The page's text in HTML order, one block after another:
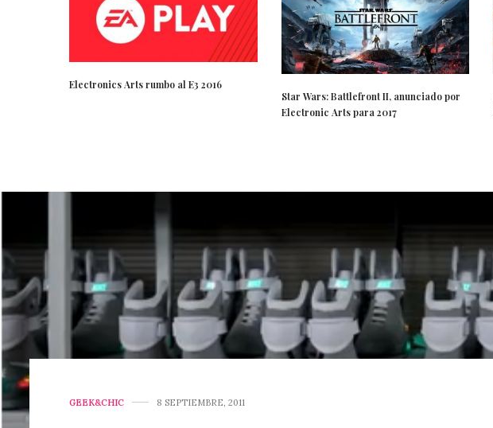
Electronics Arts rumbo al E3 2016
Star Wars: Battlefront II, anunciado por
Electronic Arts para 2017
GEEK&CHIC 8 SEPTIEMBRE, 2011